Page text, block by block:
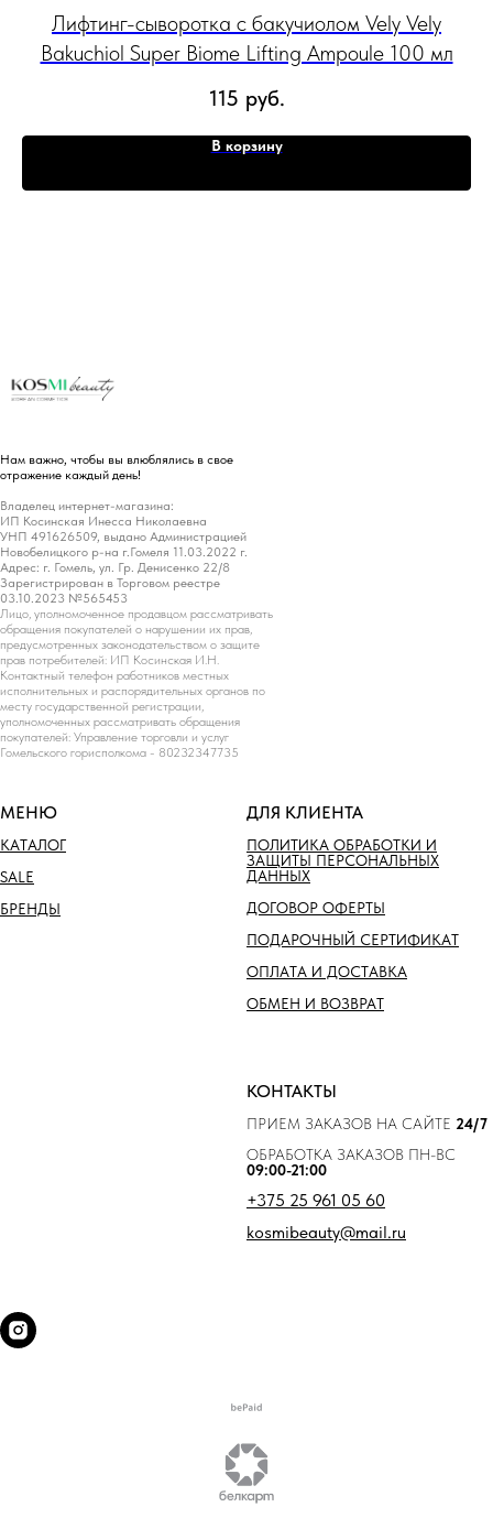
Лифтинг-сыворотка с бакучиолом Vely Vely
Bakuchiol Super Biome Lifting Ampoule 100 мл
115 руб.
В корзину
Нам важно, чтобы вы влюблялись в свое
отражение каждый день!
Владелец интернет-магазина:
ИП Косинская Инесса Николаевна
УНП 491626509, выдано Администрацией
Новобелицкого р-на г.Гомеля 11.03.2022 г.
Адрес: г. Гомель, ул. Гр. Денисенко 22/8
Зарегистрирован в Торговом реестре
03.10.2023 №565453
Лицо, уполномоченное продавцом рассматривать
обращения покупателей о нарушении их прав,
предусмотренных законодательством о защите
прав потребителей: ИП Косинская И.Н.
Контактный телефон работников местных
исполнительных и распорядительных органов по
месту государственной регистрации,
уполномоченных рассматривать обращения
покупателей: Управление торговли и услуг
Гомельского горисполкома - 80232347735
МЕНЮ
КАТАЛОГ
SALE
БРЕНДЫ
ДЛЯ КЛИЕНТА
ПОЛИТИКА ОБРАБОТКИ И
ЗАЩИТЫ ПЕРСОНАЛЬНЫХ
ДАННЫХ
ДОГОВОР ОФЕРТЫ
ПОДАРОЧНЫЙ СЕРТИФИКАТ
ОПЛАТА И ДОСТАВКА
ОБМЕН И ВОЗВРАТ
КОНТАКТЫ
ПРИЕМ ЗАКАЗОВ НА САЙТЕ 24/7
ОБРАБОТКА ЗАКАЗОВ ПН-ВС
09:00-21:00
+375 25 961 05 60
kosmibeauty@mail.ru